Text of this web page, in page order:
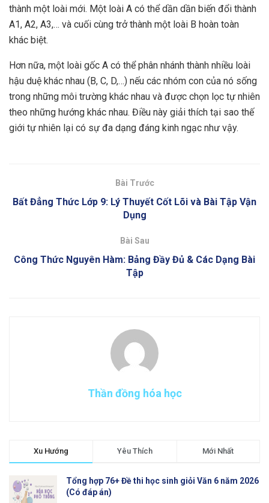
thành một loài mới. Một loài A có thể dần dần biến đổi thành
A1, A2, A3,… và cuối cùng trở thành một loài B hoàn toàn
khác biệt.
Hơn nữa, một loài gốc A có thể phân nhánh thành nhiều loài
hậu duệ khác nhau (B, C, D,…) nếu các nhóm con của nó sống
trong những môi trường khác nhau và được chọn lọc tự nhiên
theo những hướng khác nhau. Điều này giải thích tại sao thế
giới tự nhiên lại có sự đa dạng đáng kinh ngạc như vậy.
Bài Trước
Bất Đẳng Thức Lớp 9: Lý Thuyết Cốt Lõi và Bài Tập Vận
Dụng
Bài Sau
Công Thức Nguyên Hàm: Bảng Đầy Đủ & Các Dạng Bài
Tập
Thần đồng hóa học
Xu Hướng Yêu Thích Mới Nhất
Tổng hợp 76+ Đề thi học sinh giỏi Văn 6 năm 2026
(Có đáp án)